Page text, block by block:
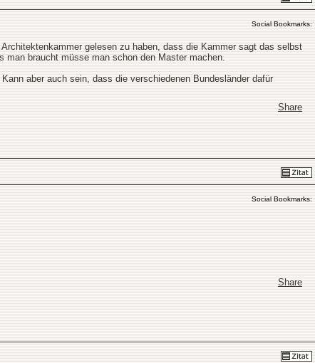
Social Bookmarks:
gelesen zu haben, dass die Kammer sagt das selbst
braucht müsse man schon den Master machen.
aber auch sein, dass die verschiedenen Bundesländer dafür
Share
Social Bookmarks:
Share